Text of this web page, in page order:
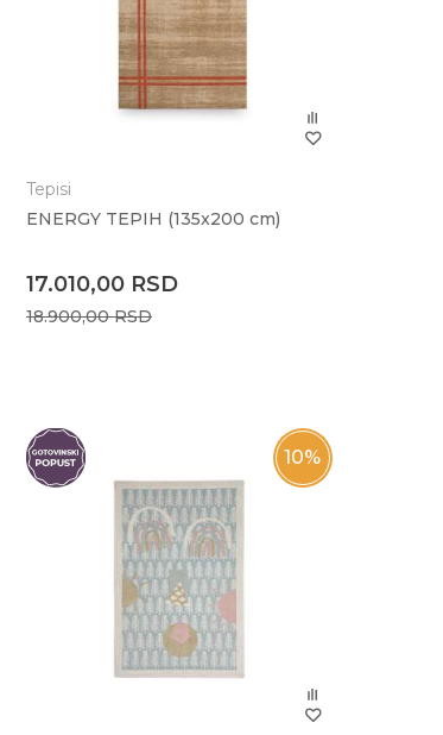
Tepisi
ENERGY TEPIH (135x200 cm)
17.010,00 RSD
18.900,00RSD
10%